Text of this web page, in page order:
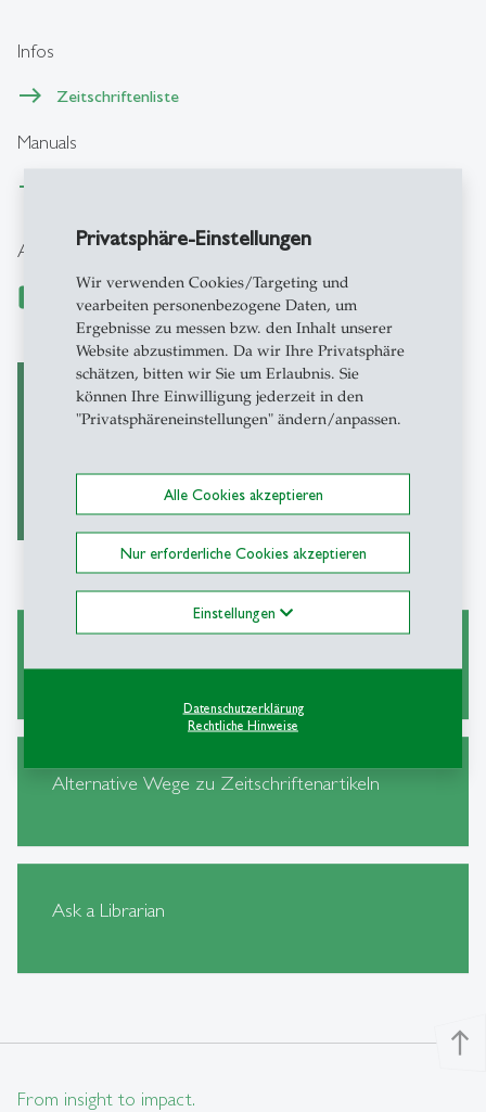
Privatsphäre-Einstellungen
Wir verwenden Cookies/Targeting und
vearbeiten personenbezogene Daten, um
Ergebnisse zu messen bzw. den Inhalt unserer
Website abzustimmen. Da wir Ihre Privatsphäre
schätzen, bitten wir Sie um Erlaubnis. Sie
können Ihre Einwilligung jederzeit in den
"Privatsphäreneinstellungen" ändern/anpassen.
Alle Cookies akzeptieren
Nur erforderliche Cookies akzeptieren
Einstellungen
Datenschutzerklärung
Rechtliche Hinweise
Infos
Zeitschriftenliste
Manuals
Activated for
Alternative Wege zu Zeitschriftenartikeln
Ask a Librarian
north
From insight to impact.